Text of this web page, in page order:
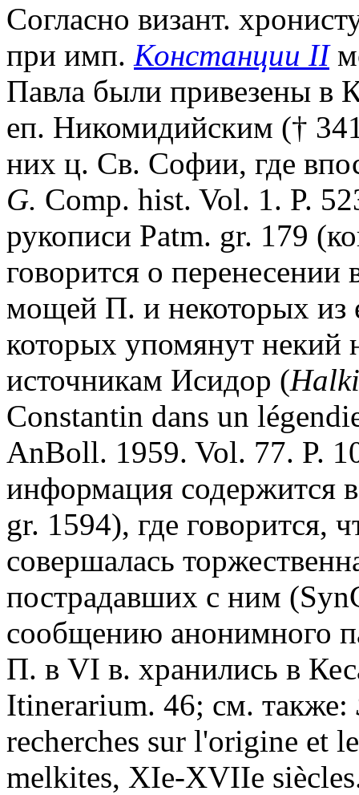
Согласно визант.
при имп. Констанции II
Павла были привезены в
еп. Никомидийским (†
них ц. Св. Софии, где
G. Comp. hist. Vol. 1. P.
рукописи Patm. gr. 179
говорится о
мощей П. и некоторых из
которых упомянут некий
источникам Исидор (
Constantin dans un
AnBoll. 1959. Vol. 77. P.
информация содержится
gr. 1594), где говорится,
совершалась
пострадавших с ним
сообщению анонимного
П. в VI в. хранились в
Itinerarium. 46; см. также:
recherches sur l'origine et
melkites, XIe-XVIIe